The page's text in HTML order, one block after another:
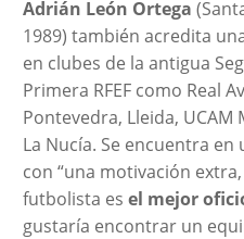
Adrián León Ortega
1989) también acredita
en clubes de la antigua
Primera RFEF como Real
Pontevedra, Lleida, UCAM
La Nucía. Se encuentra
con “una motivación
futbolista es el mejor
gustaría encontrar un